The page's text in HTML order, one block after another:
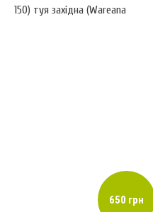
150) туя західна (Wareana
650 грн